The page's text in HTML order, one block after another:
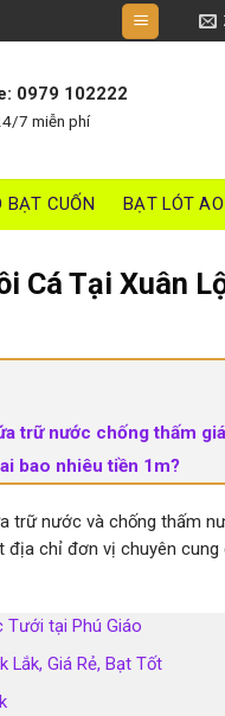
0979 102222
7 miễn phí
BẠT CUỐN BẠT LÓT
Cá Tại Xuân
trữ nước chống thấm
bao nhiêu tiền 1m?
trữ nước và chống thấm
chỉ đơn vị chuyên
Tưới tại Phú Giáo
Lắk, Giá Rẻ, Bạt Tốt